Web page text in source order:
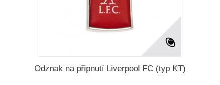
Odznak na připnutí Liverpool FC (typ KT)